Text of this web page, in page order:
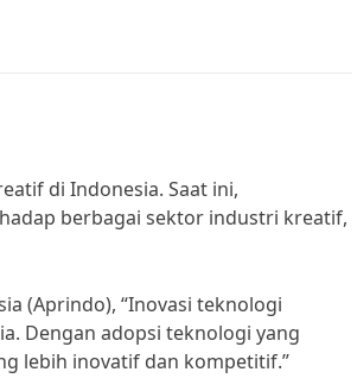
di Indonesia. Saat ini,
berbagai sektor industri kreatif,
(Aprindo), “Inovasi teknologi
Dengan adopsi teknologi yang
lebih inovatif dan kompetitif.”